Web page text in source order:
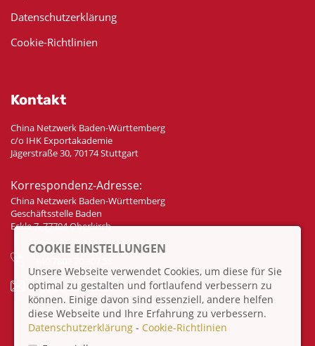
Datenschutzerklärung
Cookie-Richtlinien
Kontakt
China Netzwerk Baden-Württemberg
c/o IHK Exportakademie
Jägerstraße 30, 70174 Stuttgart
Korrespondenz-Adresse:
China Netzwerk Baden-Württemberg
Geschäftsstelle Baden
Eckle 7, 77704 Oberkirch
info@china-bw.net
COOKIE EINSTELLUNGEN
Unsere Webseite verwendet Cookies, um diese für Sie
optimal zu gestalten und fortlaufend verbessern zu
können. Einige davon sind essenziell, andere helfen
diese Webseite und Ihre Erfahrung zu verbessern.
Datenschutzerklärung - Cookie-Richtlinien